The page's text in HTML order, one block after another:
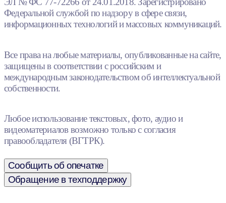
Федеральной службой по надзору в сфере связи,
информационных технологий и массовых коммуникаций.
Все права на любые материалы, опубликованные на сайте,
защищены в соответствии с российским и
международным законодательством об интеллектуальной
собственности.
Любое использование текстовых, фото, аудио и
видеоматериалов возможно только с согласия
правообладателя (ВГТРК).
Сообщить об опечатке
Обращение в техподдержку